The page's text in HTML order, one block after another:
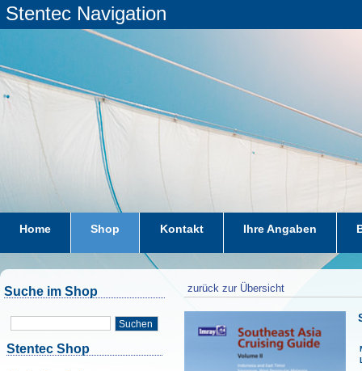
Stentec Navigation
Home Shop Kontakt Ihre Angaben
Suche im Shop
Suchen
Stentec Shop
zurück zur Übersicht